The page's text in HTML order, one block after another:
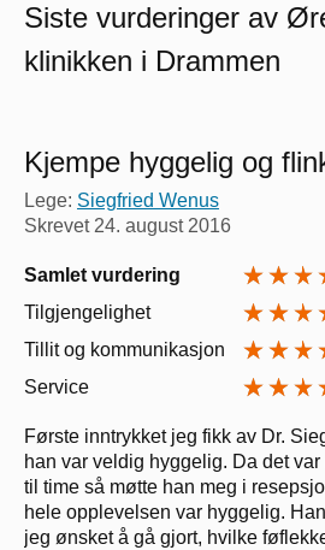
Siste vurderinger av
klinikken i Drammen
Kjempe hyggelig og
Lege: Siegfried Wenus
Skrevet24. august 2016
Samlet vurdering
Tilgjengelighet
Tillit og kommunikasjon
Service
Første inntrykket jeg fikk av Dr.
han var veldig hyggelig. Da det
til time så møtte han meg i
hele opplevelsen var hyggelig.
jeg ønsket å gå gjort, hvilke